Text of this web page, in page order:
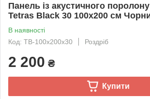
Панель із акустичного
Tetras Black 30 100х200 см
В наявності
Код: TB-100x200x30
Роздріб
2 200 ₴
Купити